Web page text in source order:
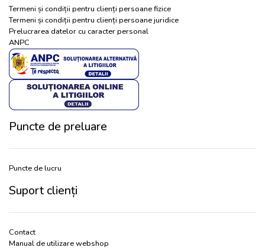
Termeni și condiții pentru clienți persoane fizice
Termeni și condiții pentru clienți persoane juridice
Prelucrarea datelor cu caracter personal
ANPC
Puncte de preluare
Puncte de lucru
Suport clienți
Contact
Manual de utilizare webshop